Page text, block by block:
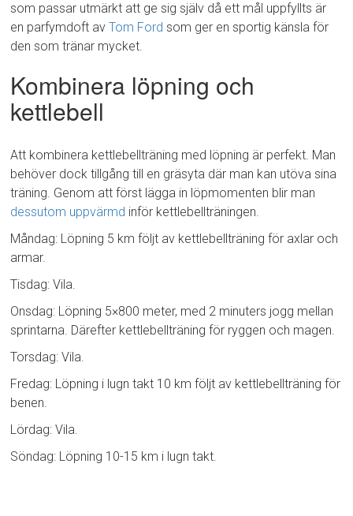
som passar utmärkt att ge sig själv då ett mål uppfyllts är
en parfymdoft avTom Ford som ger en sportig känsla för
den som tränar mycket.
Kombinera löpning och
kettlebell
Att kombinera kettlebellträning med löpning är perfekt. Man
behöver dock tillgång till en gräsyta där man kan utöva sina
träning. Genom att först lägga in löpmomenten blir man
dessutom uppvärmd inför kettlebellträningen.
Måndag: Löpning 5 km följt av kettlebellträning för axlar och
armar.
Tisdag: Vila.
Onsdag: Löpning 5×800 meter, med 2 minuters jogg mellan
sprintarna. Därefter kettlebellträning för ryggen och magen.
Torsdag: Vila.
Fredag: Löpning i lugn takt 10 km följt av kettlebellträning för
benen.
Lördag: Vila.
Söndag: Löpning 10-15 km i lugn takt.